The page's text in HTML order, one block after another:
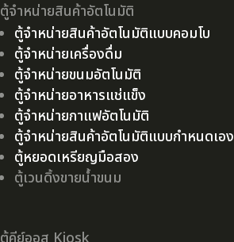
ตู้จำหน่ายสินค้าอัตโนมัติ
ตู้จำหน่ายสินค้าอัตโนมัติแบบคอมโบ
ตู้จำหน่ายเครื่องดื่ม
ตู้จำหน่ายขนมอัตโนมัติ
ตู้จำหน่ายอาหารแช่แข็ง
ตู้จำหน่ายกาแฟอัตโนมัติ
ตู้จำหน่ายสินค้าอัตโนมัติแบบกำหนดเอง
ตู้หยอดเหรียญมือสอง
ตู้เวนดิ้งขายน้ำขนม